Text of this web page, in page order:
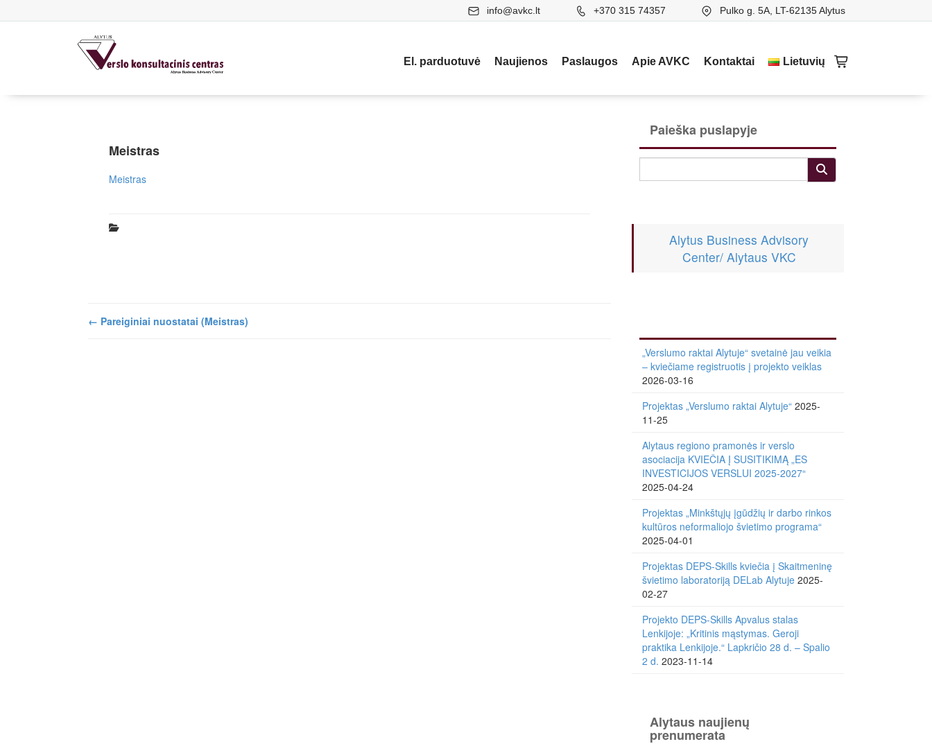
info@avkc.lt +370 315 74357 Pulko g. 5A, LT-62135 Alytus
El. parduotuvė Naujienos Paslaugos Apie AVKC Kontaktai Lietuvių
Meistras
Meistras
← Pareiginiai nuostatai (Meistras)
Paieška puslapyje
Alytus Business Advisory
Center/ Alytaus VKC
„Verslumo raktai Alytuje“ svetainė jau veikia
– kviečiame registruotis į projekto veiklas
2026-03-16
Projektas „Verslumo raktai Alytuje“ 2025-
11-25
Alytaus regiono pramonės ir verslo
asociacija KVIEČIA Į SUSITIKIMĄ „ES
INVESTICIJOS VERSLUI 2025-2027“
2025-04-24
Projektas „Minkštųjų įgūdžių ir darbo rinkos
kultūros neformaliojo švietimo programa“
2025-04-01
Projektas DEPS-Skills kviečia į Skaitmeninę
švietimo laboratoriją DELab Alytuje 2025-
02-27
Projekto DEPS-Skills Apvalus stalas
Lenkijoje: „Kritinis mąstymas. Geroji
praktika Lenkijoje.“ Lapkričio 28 d. – Spalio
2 d. 2023-11-14
Alytaus naujienų
prenumerata